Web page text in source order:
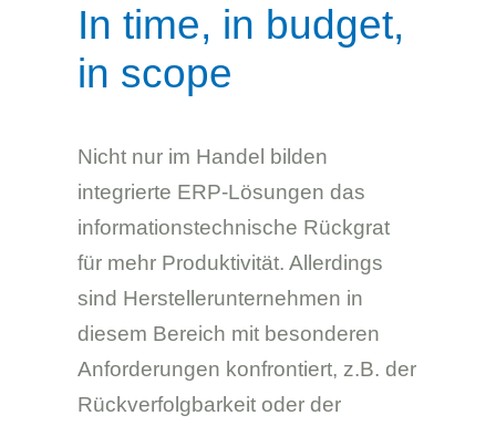
In time, in budget,
in scope
Nicht nur im Handel bilden
integrierte ERP-Lösungen das
informationstechnische Rückgrat
für mehr Produktivität. Allerdings
sind Herstellerunternehmen in
diesem Bereich mit besonderen
Anforderungen konfrontiert, z.B. der
Rückverfolgbarkeit oder der